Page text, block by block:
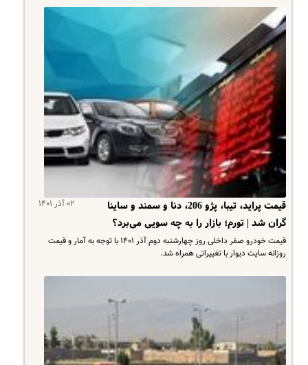
۰۲ آذر ۱۴۰۱
قیمت پراید، تیبا، پژو 206، دنا و سمند و ساینا
گران شد | تورم؛ بازار را به چه سویی می‌برد؟
قیمت خودرو صفر داخلی روز ‌‌چهارشنبه دوم آذر ۱۴۰۱ با توجه به آمار و قیمت
روزانه سایت دیوار با تغییراتی همراه شد.